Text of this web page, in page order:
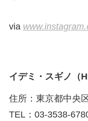
via
イデミ・スギノ（
住所：東京都中央
TEL：03-3538-